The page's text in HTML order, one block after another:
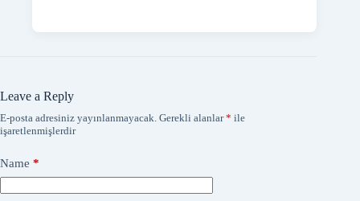
Leave a Reply
E-posta adresiniz yayınlanmayacak. Gerekli alanlar* ile
işaretlenmişlerdir
Name *